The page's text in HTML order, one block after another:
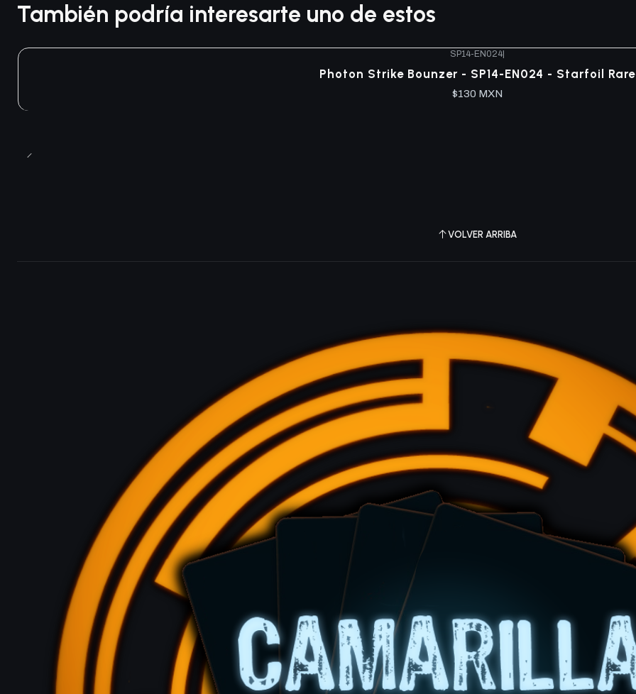
También podría interesarte uno de estos
SP14-EN024|
Photon Strike Bounzer - SP14-EN024 - Starfoil Rare
$130 MXN
VOLVER ARRIBA